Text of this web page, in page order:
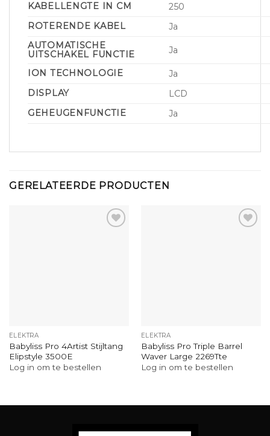
KABELLENGTE IN CM
250
ROTERENDE KABEL
Ja
AUTOMATISCHE
UITSCHAKEL FUNCTIE
Ja
ION TECHNOLOGIE
Ja
DISPLAY
LCD
GEHEUGENFUNCTIE
Ja
GERELATEERDE PRODUCTEN
ELEKTRA
Babyliss Pro 4Artist Stijltang
Elipstyle 3500E
Log in om te bestellen
ELEKTRA
Babyliss Pro Triple Barrel
Waver Large 2269Tte
Log in om te bestellen